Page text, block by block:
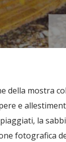
della mostra
e
la
fotografica